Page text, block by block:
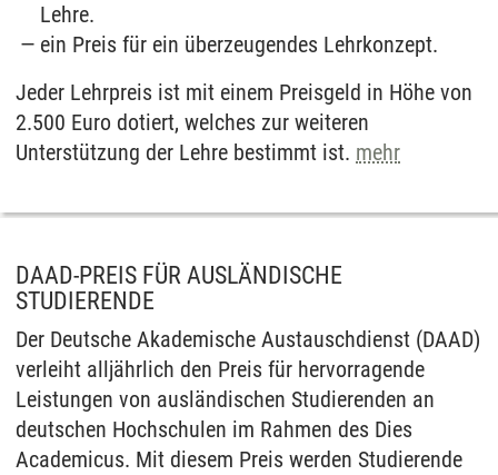
Lehre.
ein Preis für ein überzeugendes Lehrkonzept.
Jeder Lehrpreis ist mit einem Preisgeld in Höhe von
2.500 Euro dotiert, welches zur weiteren
Unterstützung der Lehre bestimmt ist. mehr
DAAD-PREIS FÜR AUSLÄNDISCHE
STUDIERENDE
Der Deutsche Akademische Austauschdienst (DAAD)
verleiht alljährlich den Preis für hervorragende
Leistungen von ausländischen Studierenden an
deutschen Hochschulen im Rahmen des Dies
Academicus. Mit diesem Preis werden Studierende